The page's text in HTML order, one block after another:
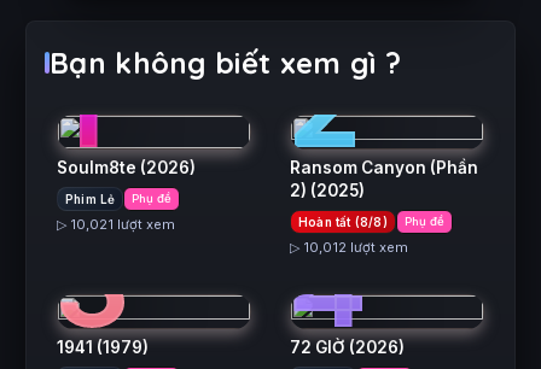
Bạn không biết xem gì ?
1
Soulm8te (2026)
Phim Lẻ Phụ đề
▷ 10,021 lượt xem
2
Ransom Canyon (Phần
2) (2025)
Hoàn tất (8/8) Phụ đề
▷ 10,012 lượt xem
3
1941 (1979) 4
72 GIỜ (2026)